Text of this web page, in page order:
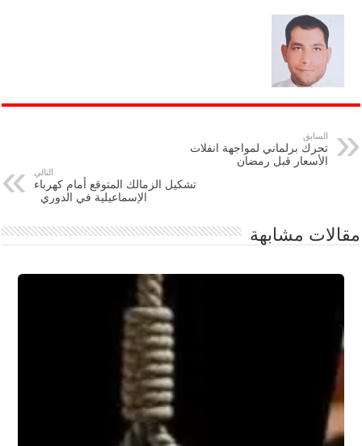
السابق
تحرك برلماني لمواجهة انفلات
الأسعار قبل رمضان
التالي
تشكيل الزمالك المتوقع أمام كهرباء
الإسماعيلية في الدوري
مقالات مشابهة